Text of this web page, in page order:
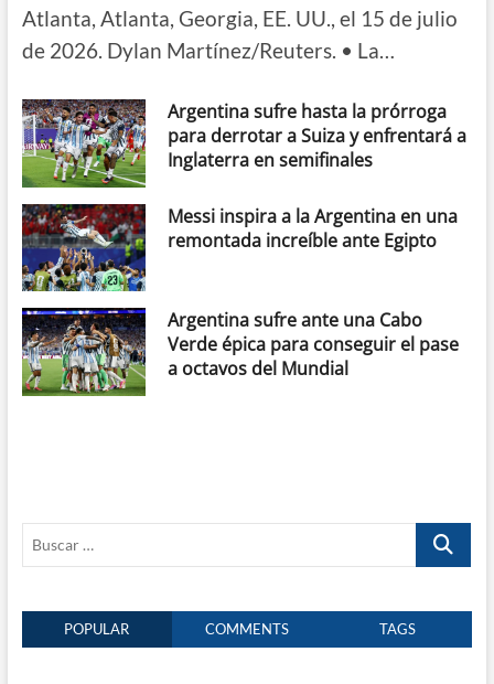
Atlanta, Atlanta, Georgia, EE. UU., el 15 de julio
de 2026. Dylan Martínez/Reuters. • La…
Argentina sufre hasta la prórroga
para derrotar a Suiza y enfrentará a
Inglaterra en semifinales
Messi inspira a la Argentina en una
remontada increíble ante Egipto
Argentina sufre ante una Cabo
Verde épica para conseguir el pase
a octavos del Mundial
Buscar
POPULAR COMMENTS TAGS